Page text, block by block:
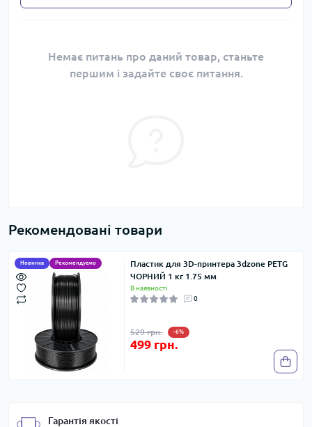
Немає питань про даний товар, станьте
першим і задайте своє питання.
Рекомендовані товари
Новинка Рекомендуємо
Пластик для 3D-принтера 3dzone PETG
ЧОРНИЙ 1 кг 1.75 мм
В наявності
0
529 грн. -6%
499 грн.
Гарантія якості